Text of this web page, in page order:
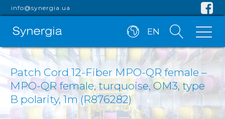
info@synergia.ua
EN
Patch Cord 12-Fiber MPO-QR female –
MPO-QR female, turquoise, OM3, type
B polarity, 1m (R876282)